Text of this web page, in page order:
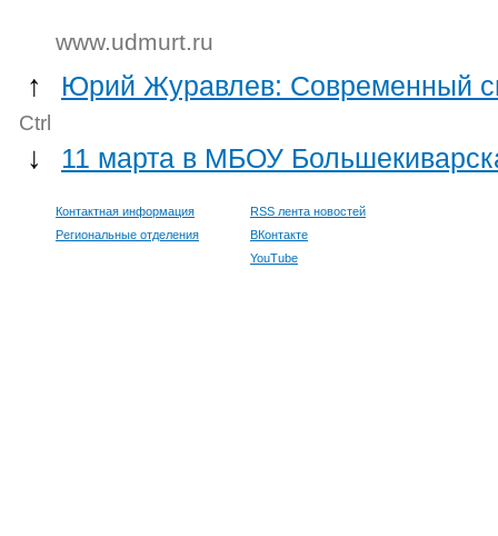
www.udmurt.ru
↑ Юрий Журавлев: Современный
Ctrl
↓ 11 марта в МБОУ
Контактная информация
Региональные отделения
RSS лента новостей
ВКонтакте
YouTube